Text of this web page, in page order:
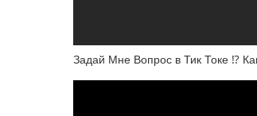
Задай Мне Вопрос в Тик Токе ⁉️